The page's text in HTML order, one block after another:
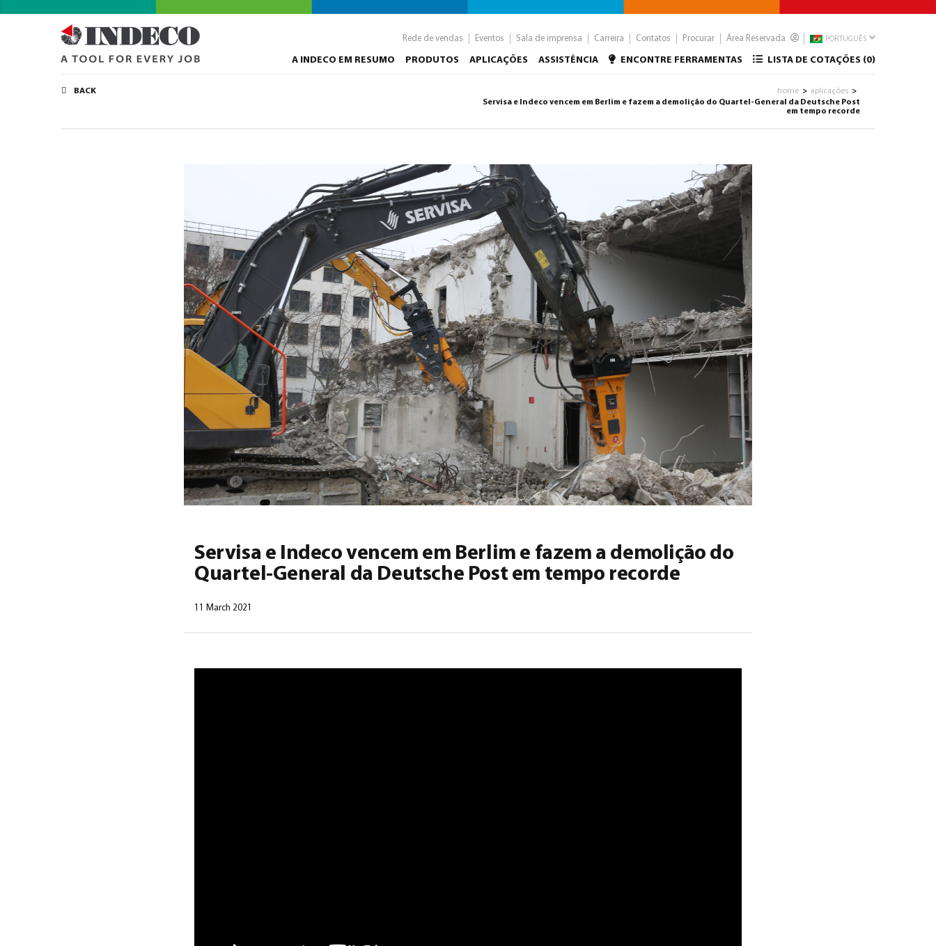
Rede de vendas Eventos Sala de imprensa Carreira Contatos Procurar Área Reservada PORTUGUÊS
A INDECO EM RESUMO PRODUTOS APLICAÇÕES ASSISTÊNCIA ENCONTRE FERRAMENTAS LISTA DE COTAÇÕES (0)
BACK home > aplicações >
Servisa e Indeco vencem em Berlim e fazem a demolição do Quartel-General da Deutsche Post
em tempo recorde
Servisa e Indeco vencem em Berlim e fazem a demolição do
Quartel-General da Deutsche Post em tempo recorde
11 March 2021